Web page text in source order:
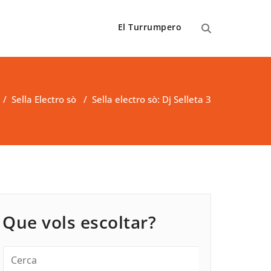
El Turrumpero
/ Sella Electro sò / Sella electro sò: Dj Selleta 3
Que vols escoltar?